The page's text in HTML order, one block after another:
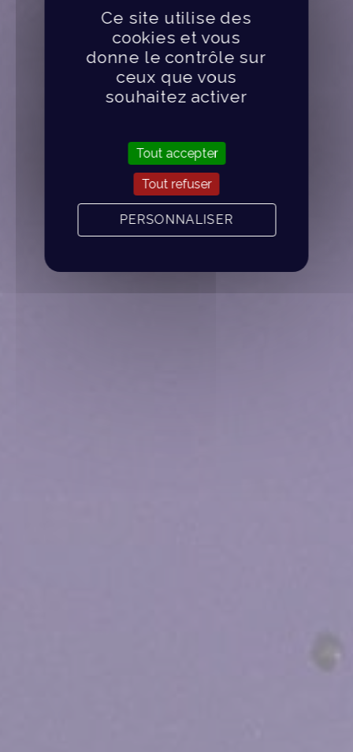
Ce site utilise des
cookies et vous
donne le contrôle sur
ceux que vous
souhaitez activer
Tout accepter
Tout refuser
PERSONNALISER